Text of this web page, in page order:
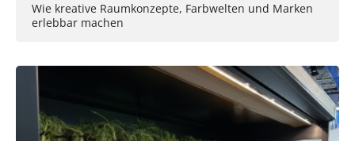
Wie kreative Raumkonzepte, Farbwelten und Marken
erlebbar machen